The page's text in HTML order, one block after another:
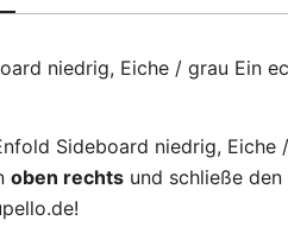
niedrig, Eiche / grau Ein
Sideboard niedrig,
oben rechts und schließe